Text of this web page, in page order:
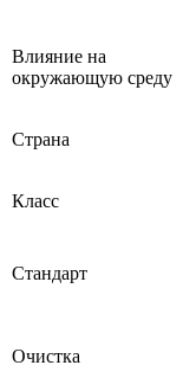
Влияние на
окружающую среду
Страна
Класс
Стандарт
Очистка